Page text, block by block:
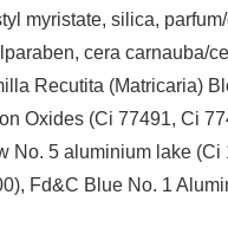
myristate, silica,
cera carnauba/
Recutita (Matricaria)
Oxides (Ci 77491, Ci
5 aluminium lake
Fd&C Blue No. 1